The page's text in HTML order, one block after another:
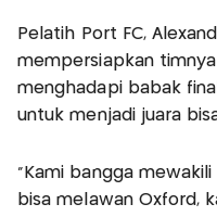
Pelatih Port FC,
mempersiapkan
menghadapi babak
untuk menjadi juara
“Kami bangga
bisa melawan Oxford,